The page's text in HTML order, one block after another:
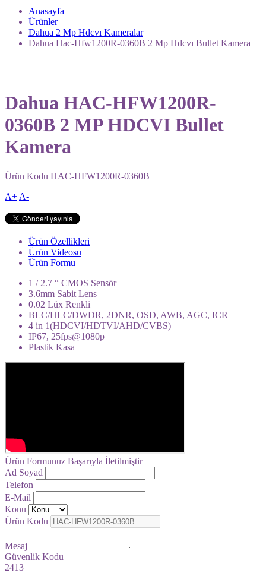
Anasayfa
Ürünler
Dahua 2 Mp Hdcvı Kameralar
Dahua Hac-Hfw1200R-0360B 2 Mp Hdcvı Bullet Kamera
Dahua HAC-HFW1200R-
0360B 2 MP HDCVI Bullet
Kamera
Ürün Kodu HAC-HFW1200R-0360B
A+ A-
Ürün Özellikleri
Ürün Videosu
Ürün Formu
1 / 2.7 “ CMOS Sensör
3.6mm Sabit Lens
0.02 Lüx Renkli
BLC/HLC/DWDR, 2DNR, OSD, AWB, AGC, ICR
4 in 1(HDCVI/HDTVI/AHD/CVBS)
IP67, 25fps@1080p
Plastik Kasa
Ürün Formunuz Başarıyla İletilmiştir
Ad Soyad
Telefon
E-Mail
Konu
Ürün Kodu
Mesaj
Güvenlik Kodu
2413